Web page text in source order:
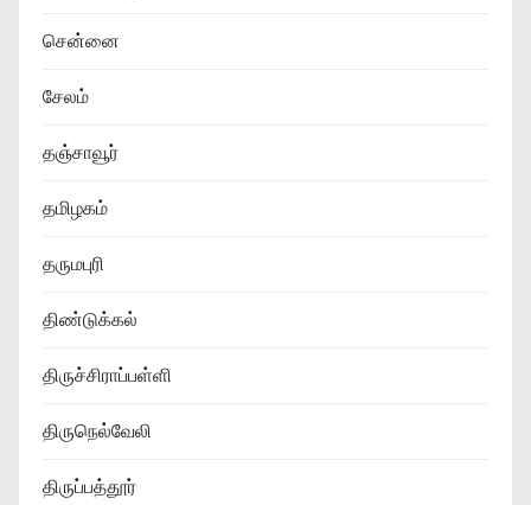
சென்னை
சேலம்
தஞ்சாவூர்
தமிழகம்
தருமபுரி
திண்டுக்கல்
திருச்சிராப்பள்ளி
திருநெல்வேலி
திருப்பத்தூர்